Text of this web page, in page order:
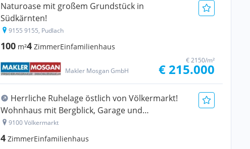
Naturoase mit großem Grundstück in
Südkärnten!
9155 9155, Pudlach
100 m²4 ZimmerEinfamilienhaus
Makler Mosgan GmbH
€ 2150/m²
€ 215.000
Herrliche Ruhelage östlich von Völkermarkt!
Wohnhaus mit Bergblick, Garage und
Nebengebäude
9100 Völkermarkt
4 ZimmerEinfamilienhaus